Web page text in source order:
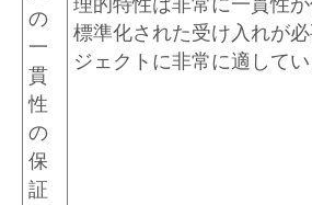
の
一
貫
性
の
保
証
標準化された受け入れが
ジェクトに非常に適してい